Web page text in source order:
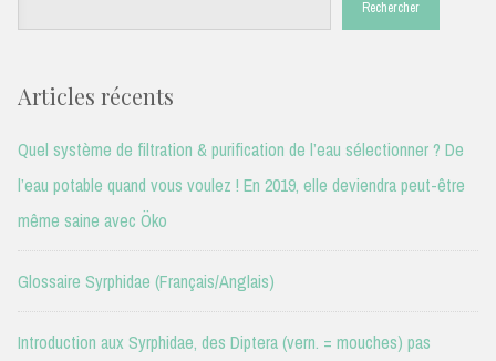
Rechercher
Articles récents
Quel système de filtration & purification de l’eau sélectionner ? De
l’eau potable quand vous voulez ! En 2019, elle deviendra peut-être
même saine avec Öko
Glossaire Syrphidae (Français/Anglais)
Introduction aux Syrphidae, des Diptera (vern. = mouches) pas